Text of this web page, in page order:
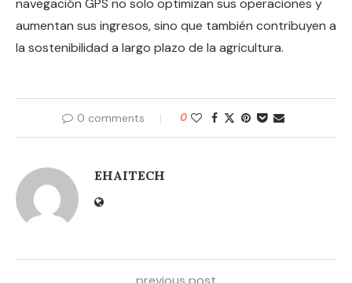
navegación GPS no solo optimizan sus operaciones y
aumentan sus ingresos, sino que también contribuyen a
la sostenibilidad a largo plazo de la agricultura.
0 comments 0
EHAITECH